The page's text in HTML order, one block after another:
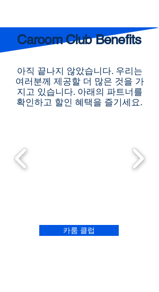
Caroom Club Benefits
아직 끝나지 않았습니다. 우리는
여러분께 제공할 더 많은 것을 가
지고 있습니다. 아래의 파트너를
확인하고 할인 혜택을 즐기세요.
카룸 클럽